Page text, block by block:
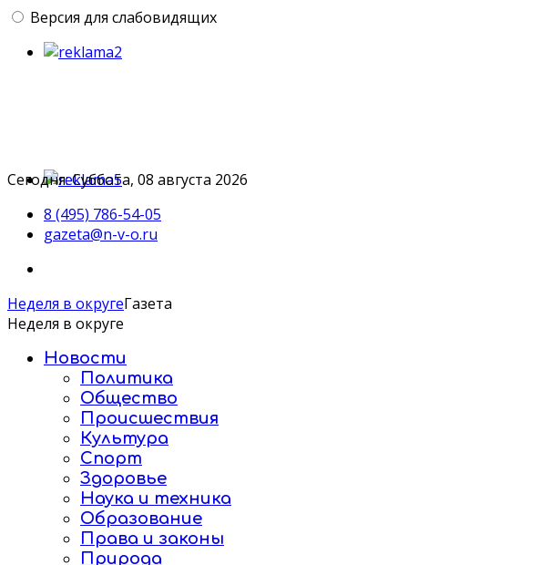
Версия для слабовидящих
Сегодня: Суббота, 08 августа 2026
8 (495) 786-54-05
gazeta@n-v-o.ru
Неделя в округеГазета
Неделя в округе
Новости
Политика
Общество
Происшествия
Культура
Спорт
Здоровье
Наука и техника
Образование
Права и законы
Природа